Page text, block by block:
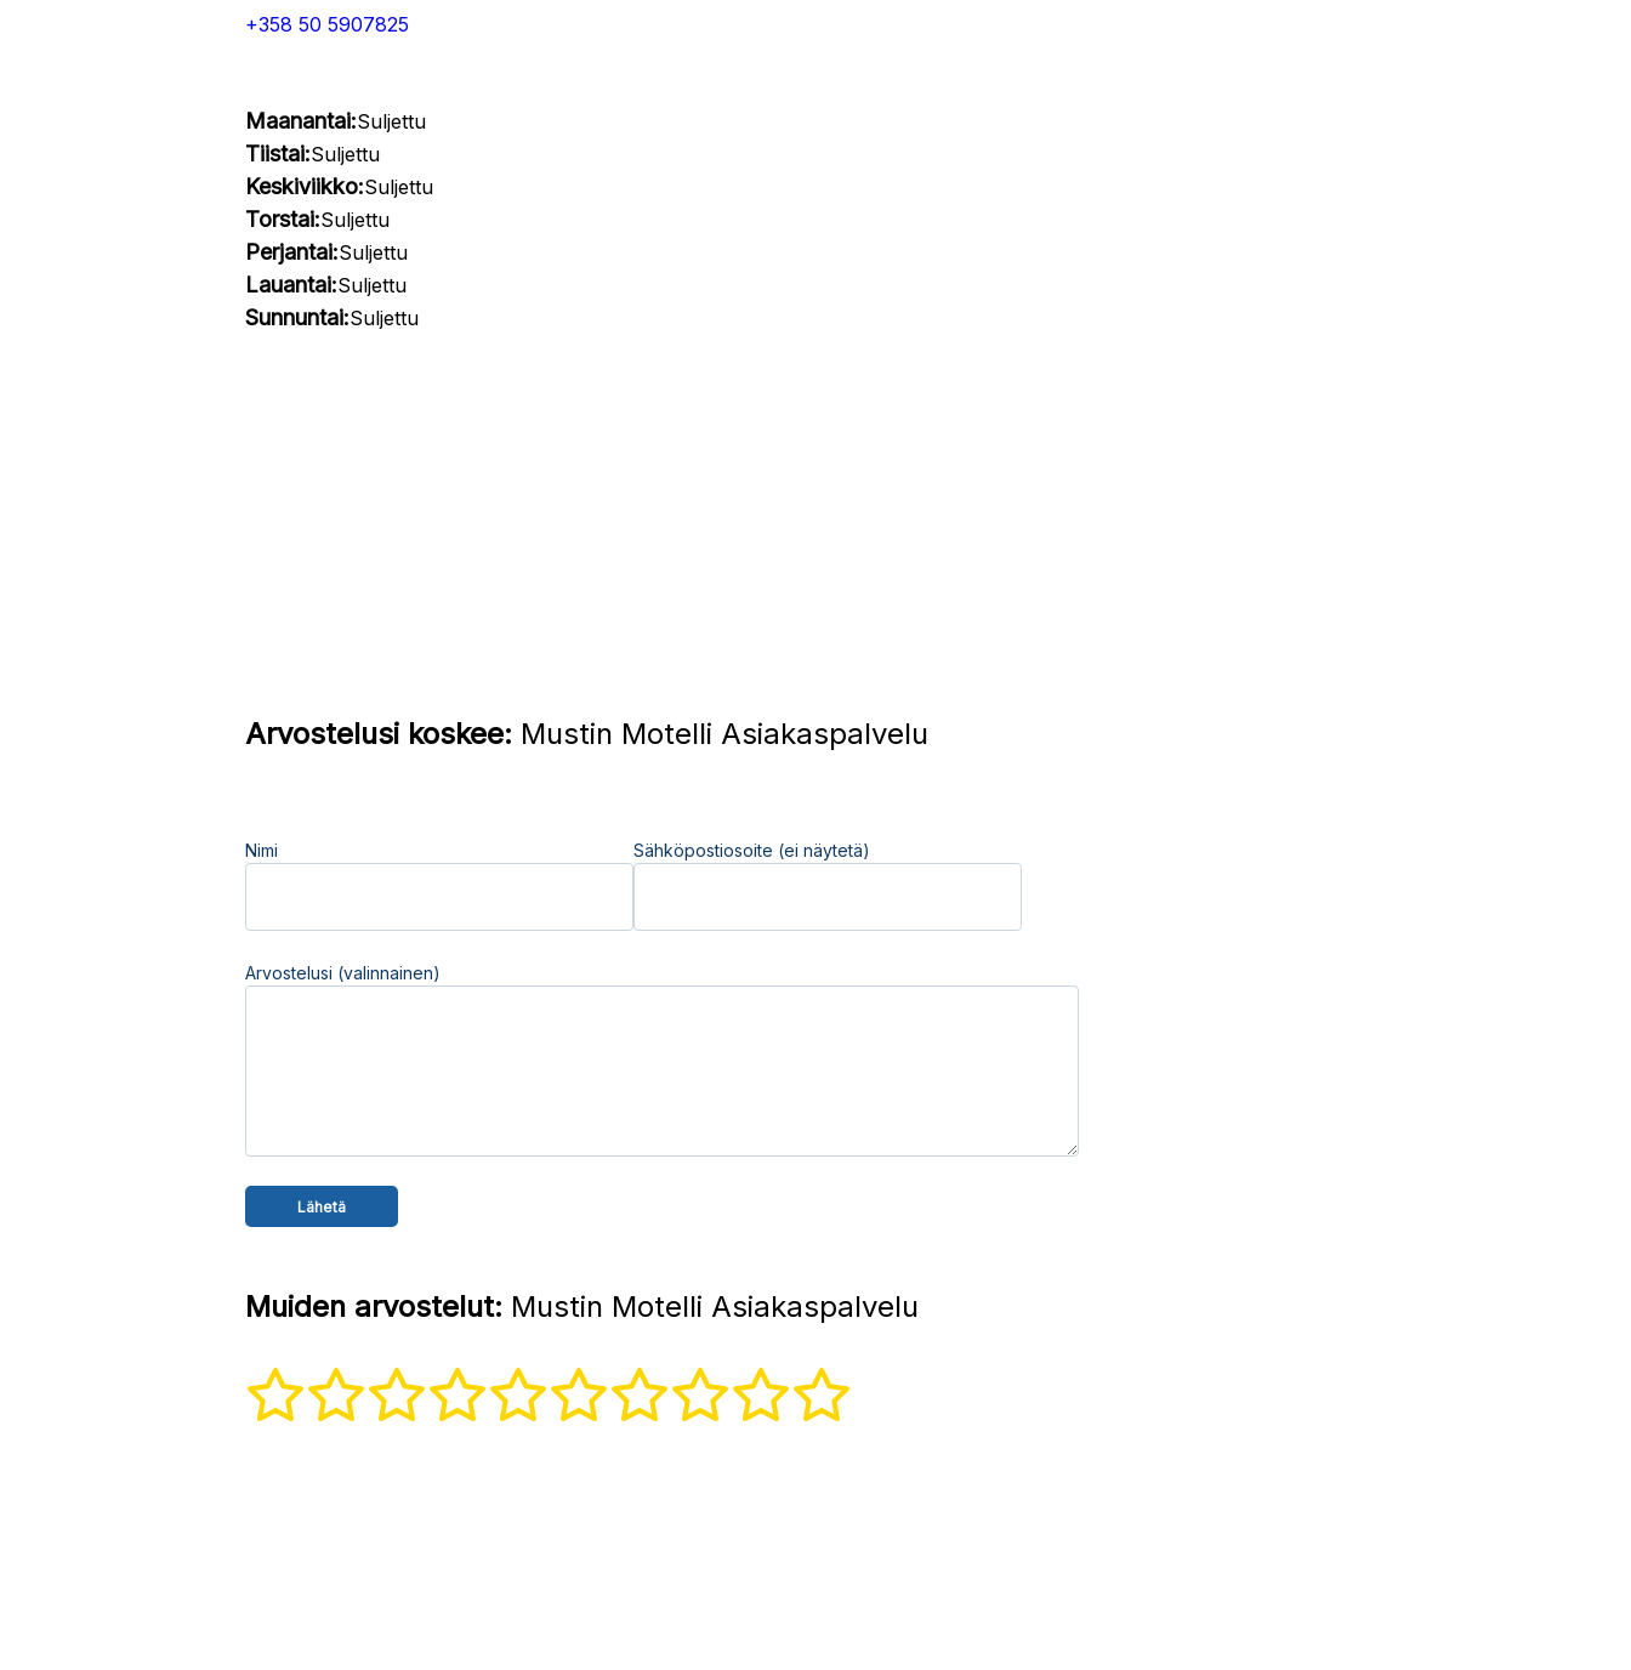
+358 50 5907825
Maanantai:Suljettu
Tiistai:Suljettu
Keskiviikko:Suljettu
Torstai:Suljettu
Perjantai:Suljettu
Lauantai:Suljettu
Sunnuntai:Suljettu
Arvostelusi koskee: Mustin Motelli Asiakaspalvelu
Nimi Sähköpostiosoite (ei näytetä)
Arvostelusi (valinnainen)
Muiden arvostelut: Mustin Motelli Asiakaspalvelu